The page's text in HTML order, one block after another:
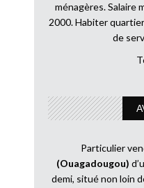
ménagères. Salaire
2000. Habiter
de
Particulier
(Ouagadougou)
demi, situé non loin